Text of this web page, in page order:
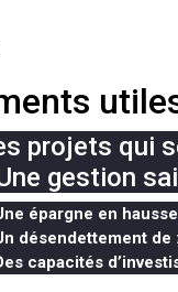
projets qui
gestion
épargne en
désendettement de
capacités